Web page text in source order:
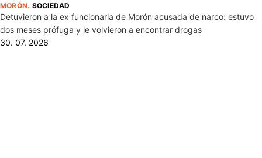
MORÓN. SOCIEDAD
Detuvieron a la ex funcionaria de Morón acusada de narco: estuvo
dos meses prófuga y le volvieron a encontrar drogas
30. 07. 2026